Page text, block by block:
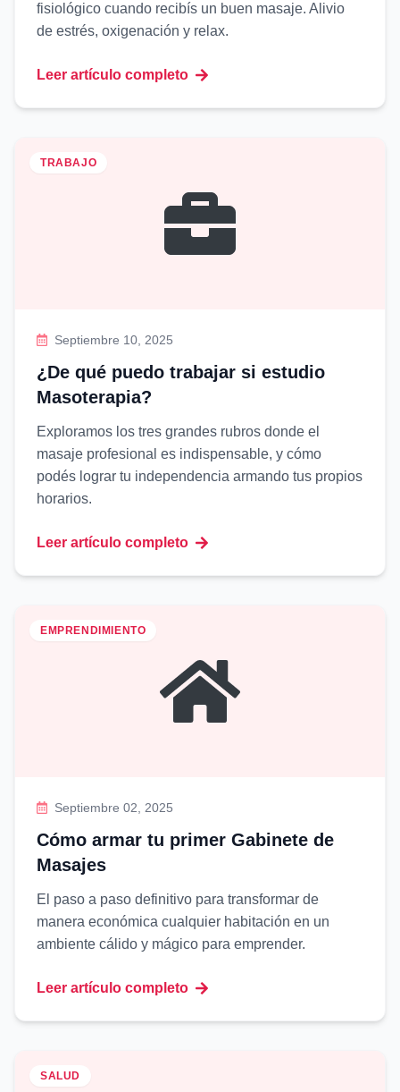
fisiológico cuando recibís un buen masaje. Alivio
de estrés, oxigenación y relax.
Leer artículo completo
TRABAJO
Septiembre 10, 2025
¿De qué puedo trabajar si estudio
Masoterapia?
Exploramos los tres grandes rubros donde el
masaje profesional es indispensable, y cómo
podés lograr tu independencia armando tus propios
horarios.
Leer artículo completo
EMPRENDIMIENTO
Septiembre 02, 2025
Cómo armar tu primer Gabinete de
Masajes
El paso a paso definitivo para transformar de
manera económica cualquier habitación en un
ambiente cálido y mágico para emprender.
Leer artículo completo
SALUD